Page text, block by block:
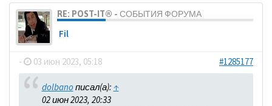
RE: POST-IT® - СОБЫТИЯ ФОРУМА
Fil
- 03 июн 2023, 05:18 #1285177
dolbano писал(а): ↑
02 июн 2023, 20:33